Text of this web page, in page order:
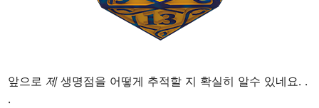
앞으로제생명점을 어떻게 추적할 지 확실히 알수 있네요. .
.